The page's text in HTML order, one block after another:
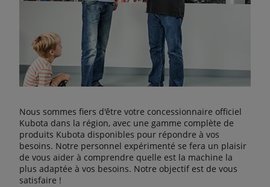
Nous sommes fiers d'être votre concessionnaire officiel
Kubota dans la région, avec une gamme complète de
produits Kubota disponibles pour répondre à vos
besoins. Notre personnel expérimenté se fera un plaisir
de vous aider à comprendre quelle est la machine la
plus adaptée à vos besoins. Notre objectif est de vous
satisfaire !